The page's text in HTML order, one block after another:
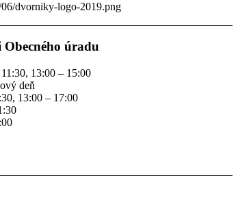
dvorniky-logo-2019.png
úradu
13:00 – 15:00
deň
13:00 – 17:00